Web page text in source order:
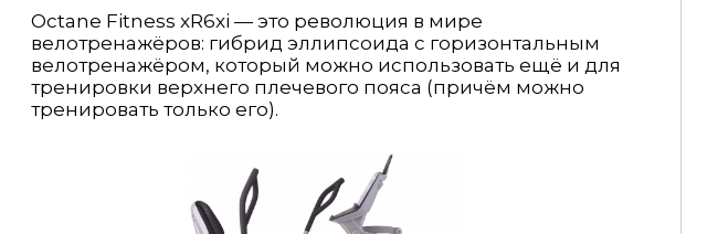
Octane Fitness xR6xi — это революция в мире
велотренажёров: гибрид эллипсоида с горизонтальным
велотренажёром, который можно использовать ещё и для
тренировки верхнего плечевого пояса (причём можно
тренировать только его).